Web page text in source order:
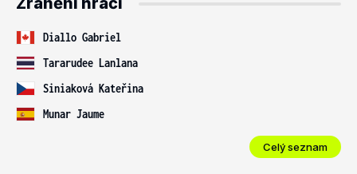
Diallo Gabriel
Tararudee Lanlana
Siniaková Kateřina
Munar Jaume
Celý seznam